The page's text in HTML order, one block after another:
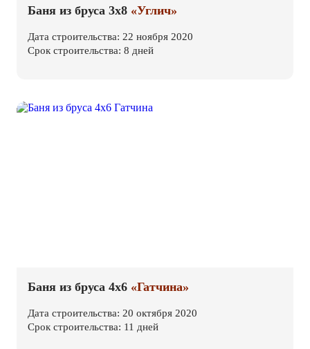
Баня из бруса 3х8 «Углич»
Дата строительства: 22 ноября 2020
Срок строительства: 8 дней
Баня из бруса 4х6 «Гатчина»
Дата строительства: 20 октября 2020
Срок строительства: 11 дней